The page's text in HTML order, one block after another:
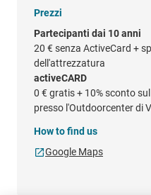
Prezzi
Partecipanti dai 10 anni
20 € senza ActiveCard +
dell'attrezzatura
activeCARD
0 € gratis + 10% sconto
presso l'Outdoorcenter di
How to find us
Google Maps